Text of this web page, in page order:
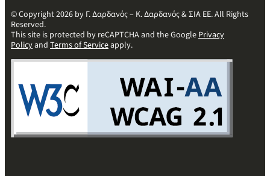
© Copyright 2026 by Γ. Δαρδανός – Κ. Δαρδανός & ΣΙΑ ΕΕ. All Rights
Reserved.
This site is protected by reCAPTCHA and the GooglePrivacy
Policyand Terms of Serviceapply.